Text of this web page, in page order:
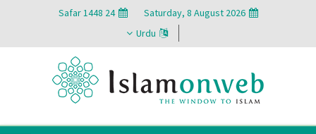
Saturday, 8 August 2026
24 Safar 1448
Urdu